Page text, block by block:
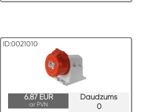
ID:0021010
Daudzums
0
6.87 EUR
ar PVN